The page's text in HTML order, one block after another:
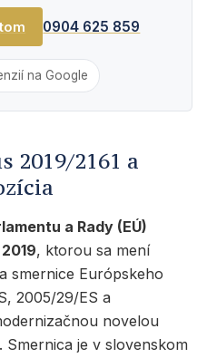
0904 625 859
na Google
2019/2161 a
a Rady (EÚ)
, ktorou sa mení
smernice Európskeho
2005/29/ES a
novelou
je v slovenskom